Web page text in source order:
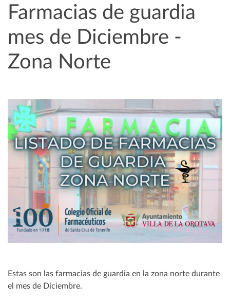
Farmacias de guardia
mes de Diciembre -
Zona Norte
Estas son las farmacias de guardia en la zona norte durante
el mes de Diciembre.